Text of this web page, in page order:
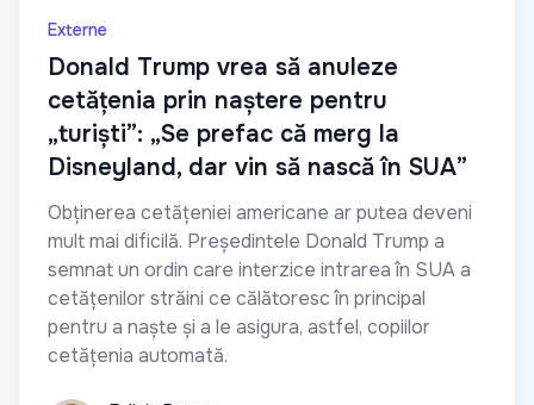
Externe
Donald Trump vrea să anuleze
cetățenia prin naștere pentru
„turiști”: „Se prefac că merg la
Disneyland, dar vin să nască în SUA”
Obținerea cetățeniei americane ar putea deveni
mult mai dificilă. Președintele Donald Trump a
semnat un ordin care interzice intrarea în SUA a
cetățenilor străini ce călătoresc în principal
pentru a naște și a le asigura, astfel, copiilor
cetățenia automată.